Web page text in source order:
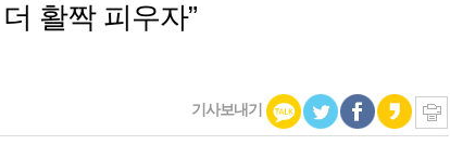
활짝 피우자”
기사보내기